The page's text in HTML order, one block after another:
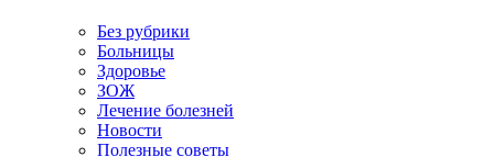
Без рубрики
Больницы
Здоровье
ЗОЖ
Лечение болезней
Новости
Полезные советы